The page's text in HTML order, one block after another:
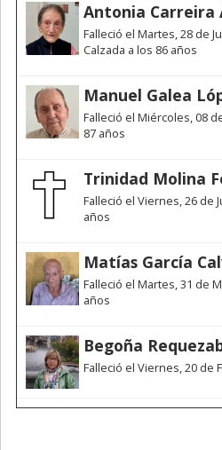
Antonia Carreira
Falleció el Martes, 28 de
Calzada a los 86 años
Manuel Galea
Falleció el Miércoles, 08
87 años
Trinidad Molina
Falleció el Viernes, 26 de
años
Matías García
Falleció el Martes, 31 de
años
Begoña
Falleció el Viernes, 20 de